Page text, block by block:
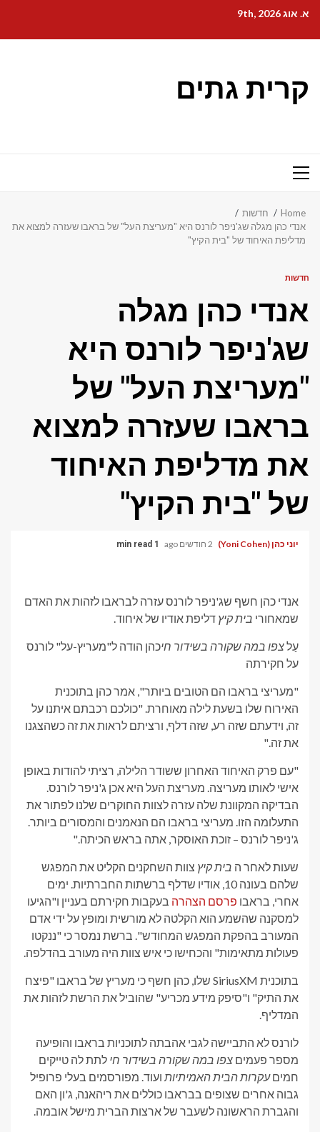
content
א. אוג 9th, 2026
קרית גתים
Primary
Home
חדשות
אנדי כהן מגלה שג'ניפר לורנס היא "מעריצת העל" של בראבו שעזרה למצוא את
מדליפת האיחוד של "בית הקיץ"
חדשות
אנדי כהן מגלה
שג'ניפר לורנס היא
"מעריצת העל" של
בראבו שעזרה למצוא
את מדליפת האיחוד
של "בית הקיץ"
יוני כהן (Yoni Cohen) 2 חודשים ago 1 min read
אנדי כהן חשף שג'ניפר לורנס עזרה לבראבו לזהות את האדם
שמאחורי בית קיץ דליפת אודיו של איחוד.
עַלצפו במה שקורה בשידור חיכהן הודה ל"מעריץ-על" לורנס
על חקירתה
"מעריצי בראבו הם הטובים ביותר", אמר כהן בתוכנית
האירוח שלו בשעת לילה מאוחרת. "כולכם רכבתם איתנו על
זה, וידעתם שזה רע, שזה דלף, ורציתם לראות את זה כשהצגנו
את זה."
"עם פרק האיחוד האחרון ששודר הלילה, רציתי להודות באופן
אישי לאותו מעריצה. מעריצת העל היא אכן ג'ניפר לורנס.
הבדיקה המקוונת שלה עזרה לצוות החוקרים שלנו לפתור את
התעלומה הזו. מעריצי בראבו הם הנאמנים והמסורים ביותר.
ג'ניפר לורנס – זוכת האוסקר, אתה בראש הכיתה."
שעות לאחר ה בית קיץ צוות השחקנים הקליט את המפגש
שלהם בעונה 10, אודיו שדלף ברשתות החברתיות. ימים
אחרי, בראבו פרסם הצהרה בעקבות חקירתם בעניין ו"הגיעו
למסקנה שהשמע הוא הקלטה לא מורשית ומופץ על ידי אדם
המעורב בהפקת המפגש המחודש". ברשת נמסר כי "ננקטו
פעולות מתאימות" והכחישו כי איש צוות היה מעורב בהדלפה.
בתוכנית SiriusXM שלו, כהן חשף כי מעריץ של בראבו "פיצח
את התיק" ו"סיפק מידע מכריע" שהוביל את הרשת לזהות את
המדליף.
לורנס לא התביישה לגבי אהבתה לתוכניות בראבו והופיעה
מספר פעמים צפו במה שקורה בשידור חי לתת לה טייקים
חמיםעקרות הבית האמיתיות ועוד. מפורסמים בעלי פרופיל
גבוה אחרים שצופים בבראבו כוללים את ריהאנה, ג'ון האם
והגברת הראשונה לשעבר של ארצות הברית מישל אובמה.